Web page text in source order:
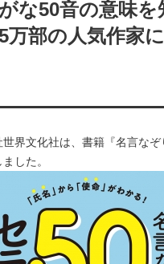
な50音の意味
万部の人気作家
世界文化社は、書籍『名言な
した。